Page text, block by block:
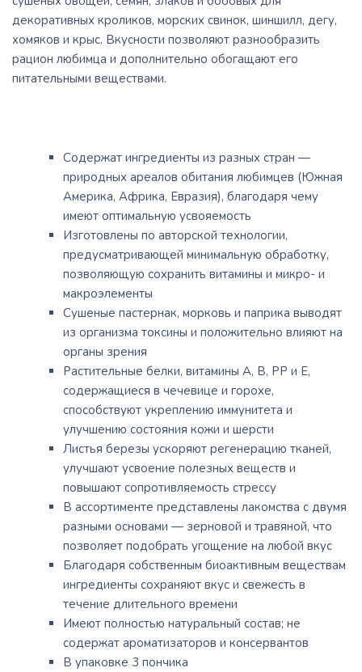
декоративных кроликов, морских свинок, шиншилл, дегу,
хомяков и крыс. Вкусности позволяют разнообразить
рацион любимца и дополнительно обогащают его
питательными веществами.
Содержат ингредиенты из разных стран —
природных ареалов обитания любимцев (Южная
Америка, Африка, Евразия), благодаря чему
имеют оптимальную усвояемость
Изготовлены по авторской технологии,
предусматривающей минимальную обработку,
позволяющую сохранить витамины и микро- и
макроэлементы
Сушеные пастернак, морковь и паприка выводят
из организма токсины и положительно влияют на
органы зрения
Растительные белки, витамины А, В, РР и Е,
содержащиеся в чечевице и горохе,
способствуют укреплению иммунитета и
улучшению состояния кожи и шерсти
Листья березы ускоряют регенерацию тканей,
улучшают усвоение полезных веществ и
повышают сопротивляемость стрессу
В ассортименте представлены лакомства с двумя
разными основами — зерновой и травяной, что
позволяет подобрать угощение на любой вкус
Благодаря собственным биоактивным веществам
ингредиенты сохраняют вкус и свежесть в
течение длительного времени
Имеют полностью натуральный состав; не
содержат ароматизаторов и консервантов
В упаковке 3 пончика